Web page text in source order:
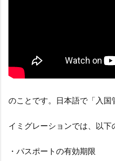
のことです。日本語で「入国
イミグレーションでは、以下
・パスポートの有効期限